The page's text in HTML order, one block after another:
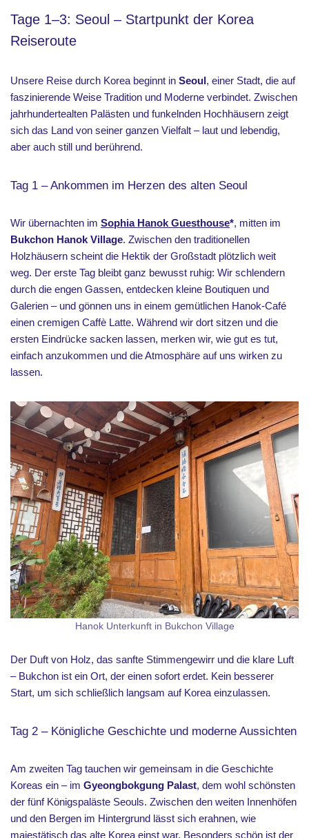
Tage 1–3: Seoul – Startpunkt der Korea
Reiseroute
Unsere Reise durch Korea beginnt in Seoul, einer Stadt, die auf
faszinierende Weise Tradition und Moderne verbindet. Zwischen
jahrhundertealten Palästen und funkelnden Hochhäusern zeigt
sich das Land von seiner ganzen Vielfalt – laut und lebendig,
aber auch still und berührend.
Tag 1 – Ankommen im Herzen des alten Seoul
Wir übernachten im Sophia Hanok Guesthouse*, mitten im
Bukchon Hanok Village. Zwischen den traditionellen
Holzhäusern scheint die Hektik der Großstadt plötzlich weit
weg. Der erste Tag bleibt ganz bewusst ruhig: Wir schlendern
durch die engen Gassen, entdecken kleine Boutiquen und
Galerien – und gönnen uns in einem gemütlichen Hanok-Café
einen cremigen Caffè Latte. Während wir dort sitzen und die
ersten Eindrücke sacken lassen, merken wir, wie gut es tut,
einfach anzukommen und die Atmosphäre auf uns wirken zu
lassen.
Hanok Unterkunft in Bukchon Village
Der Duft von Holz, das sanfte Stimmengewirr und die klare Luft
– Bukchon ist ein Ort, der einen sofort erdet. Kein besserer
Start, um sich schließlich langsam auf Korea einzulassen.
Tag 2 – Königliche Geschichte und moderne Aussichten
Am zweiten Tag tauchen wir gemeinsam in die Geschichte
Koreas ein – im Gyeongbokgung Palast, dem wohl schönsten
der fünf Königspaläste Seouls. Zwischen den weiten Innenhöfen
und den Bergen im Hintergrund lässt sich erahnen, wie
majestätisch das alte Korea einst war. Besonders schön ist der